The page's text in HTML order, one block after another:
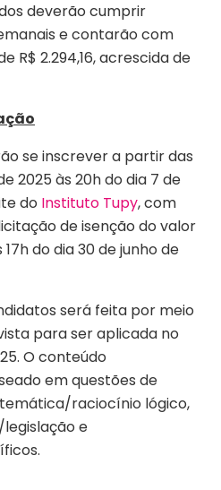
deverão cumprir
e contarão com
R$ 2.294,16, acrescida de
se inscrever a partir das
2025 às 20h do dia 7 de
do Instituto Tupy, com
de isenção do valor
do dia 30 de junho de
será feita por meio
para ser aplicada no
O conteúdo
em questões de
raciocínio lógico,
e